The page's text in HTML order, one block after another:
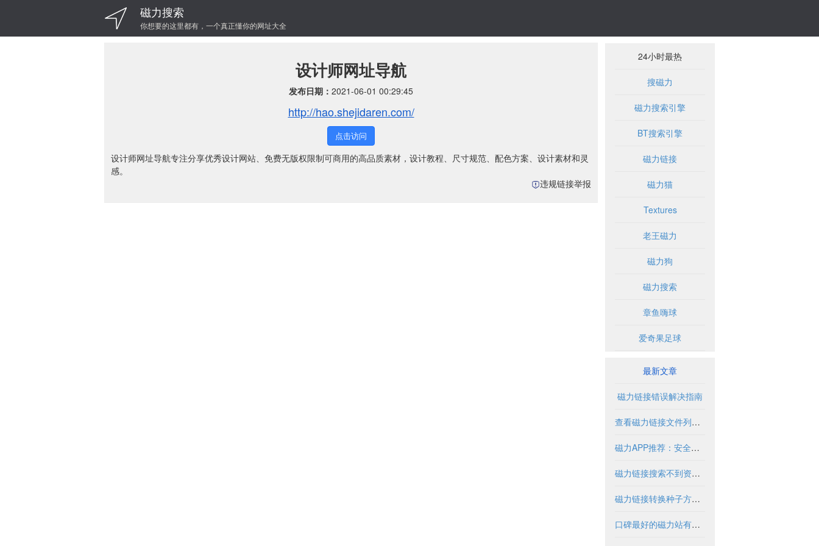
磁力搜索
你想要的这里都有，一个真正懂你的网址大全
设计师网址导航
发布日期： 2021-06-01 00:29:45
http://hao.shejidaren.com/
点击访问
设计师网址导航专注分享优秀设计网站、免费无版权限制可商用的高品质素材，设计教程、尺寸规范、配色方案、设计素材和灵
感。
违规链接举报
24小时最热
搜磁力
磁力搜索引擎
BT搜索引擎
磁力链接
磁力猫
Textures
老王磁力
磁力狗
磁力搜索
章鱼嗨球
爱奇果足球
最新文章
磁力链接错误解决指南
查看磁力链接文件列表的实用方法与工具
磁力APP推荐：安全使用指南与优质资源盘点
磁力链接搜索不到资源怎么办？
磁力链接转换种子方法与工具解析
口碑最好的磁力站有哪些推荐？2024年全面解析